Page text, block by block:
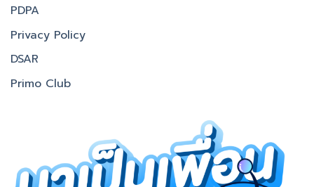
PDPA
Privacy Policy
DSAR
Primo Club